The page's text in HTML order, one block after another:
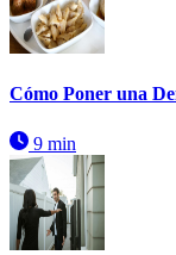
Cómo Poner una
9 min